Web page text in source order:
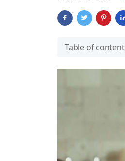
Table of content